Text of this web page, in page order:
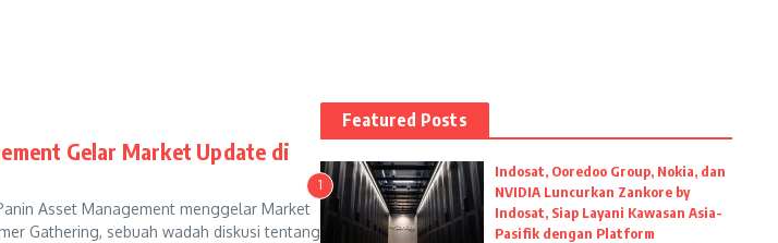
Gelar Market Update di
Asset Management menggelar Market
Gathering, sebuah wadah diskusi tentang
Featured Posts
1
Indosat, Ooredoo Group, Nokia, dan
NVIDIA Luncurkan Zankore by
Indosat, Siap Layani Kawasan Asia-
Pasifik dengan Platform